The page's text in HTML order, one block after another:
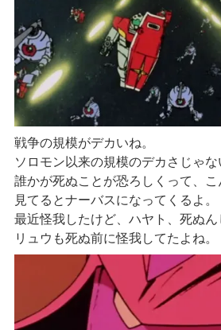
戦争の規模がデカいね。
ソロモン以来の規模のデカさじゃな
誰かが死ぬことが恐ろしくって、
見てるとナーバスになってくるよ。
最近怪我したけど、ハヤト、死ぬん
リュウも死ぬ前に怪我してたよね。